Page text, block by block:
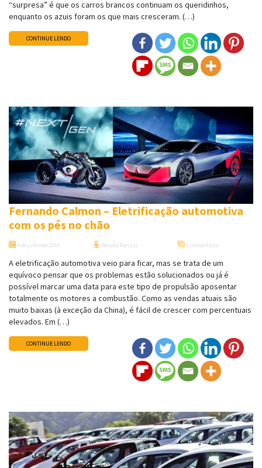
“surpresa” é que os carros brancos continuam os queridinhos,
enquanto os azuis foram os que mais cresceram. (…)
CONTINUE LENDO
Fernando Calmon – Eletrificação automotiva
com os pés no chão
4 de julho de 2019 Renato Parizzi 1 comentário
A eletrificação automotiva veio para ficar, mas se trata de um
equívoco pensar que os problemas estão solucionados ou já é
possível marcar uma data para este tipo de propulsão aposentar
totalmente os motores a combustão. Como as vendas atuais são
muito baixas (à exceção da China), é fácil de crescer com percentuais
elevados. Em (…)
CONTINUE LENDO